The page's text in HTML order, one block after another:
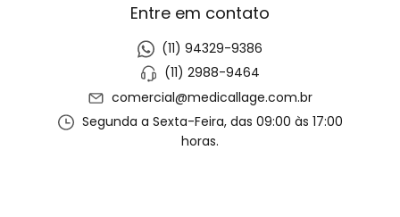
Entre em contato
(11) 94329-9386
(11) 2988-9464
comercial@medicallage.com.br
Segunda a Sexta-Feira, das 09:00 às 17:00
horas.